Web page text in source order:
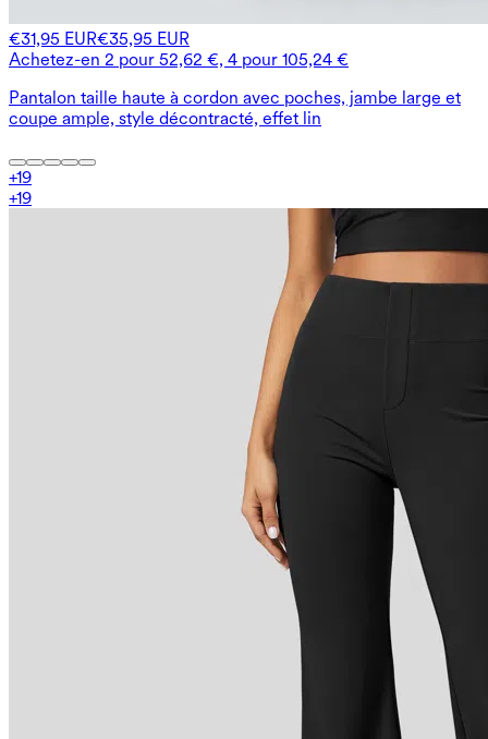
€31,95 EUR€35,95 EUR
Achetez-en 2 pour 52,62 €, 4 pour 105,24 €
Pantalon taille haute à cordon avec poches, jambe large et
coupe ample, style décontracté, effet lin
+19
+19